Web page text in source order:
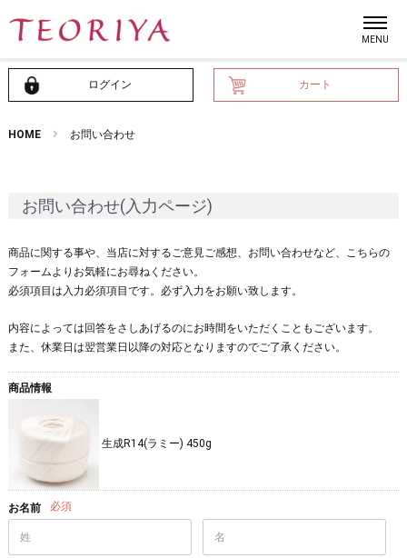
ログイン カート
HOME お問い合わせ
お問い合わせ(入力ページ)
商品に関する事や、当店に対するご意見ご感想、お問い合わせなど、こちらの
フォームよりお気軽にお尋ねください。
必須項目は入力必須項目です。必ず入力をお願い致します。
内容によっては回答をさしあげるのにお時間をいただくこともございます。
また、休業日は翌営業日以降の対応となりますのでご了承ください。
商品情報
生成R14(ラミー) 450g
お名前 必須